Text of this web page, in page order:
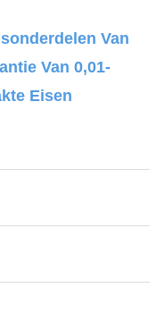
Van
Van 0,01-
Eisen